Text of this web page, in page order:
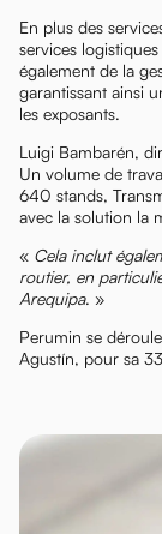
En plus des
services
également de la
garantissant ainsi
les exposants.
Luigi Bambarén,
Un volume de
640 stands,
avec la solution la
« Cela inclut
routier, en
Arequipa. »
Perumin se
Agustín, pour sa